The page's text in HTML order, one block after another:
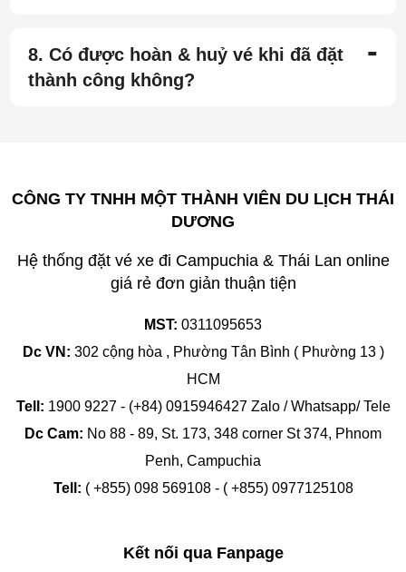
8. Có được hoàn & huỷ vé khi đã đặt
thành công không?
-
CÔNG TY TNHH MỘT THÀNH VIÊN DU LỊCH THÁI
DƯƠNG
Hệ thống đặt vé xe đi Campuchia & Thái Lan online
giá rẻ đơn giản thuận tiện
MST: 0311095653
Dc VN: 302 cộng hòa , Phường Tân Bình ( Phường 13 )
HCM
Tell: 1900 9227 - (+84) 0915946427 Zalo / Whatsapp/ Tele
Dc Cam: No 88 - 89, St. 173, 348 corner St 374, Phnom
Penh, Campuchia
Tell: ( +855) 098 569108 - ( +855) 0977125108
Kết nối qua Fanpage